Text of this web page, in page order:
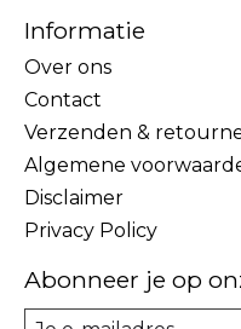
Informatie
Over ons
Contact
Verzenden &
Algemene
Disclaimer
Privacy Policy
Abonneer je op